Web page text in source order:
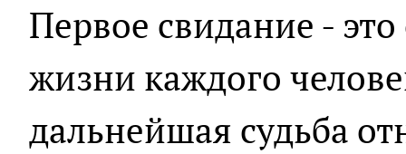
Первое свидание -
жизни каждого
дальнейшая судьба